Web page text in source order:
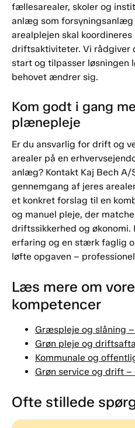
fællesarealer, skoler og
anlæg som forsyningsanlæg
arealplejen skal
driftsaktiviteter. Vi rådgiver
start og tilpasser løsningen
behovet ændrer sig.
Kom godt i gang
plænepleje
Er du ansvarlig for drift og
arealer på en
anlæg? Kontakt Kaj Bech
gennemgang af jeres
et konkret forslag til en
og manuel pleje, der
driftssikkerhed og økonomi.
erfaring og en stærk faglig
løfte opgaven –
Læs mere om
kompetencer
Græspleje og slåning
Grøn pleje og
Kommunale og
Grøn service og drift –
Ofte stillede